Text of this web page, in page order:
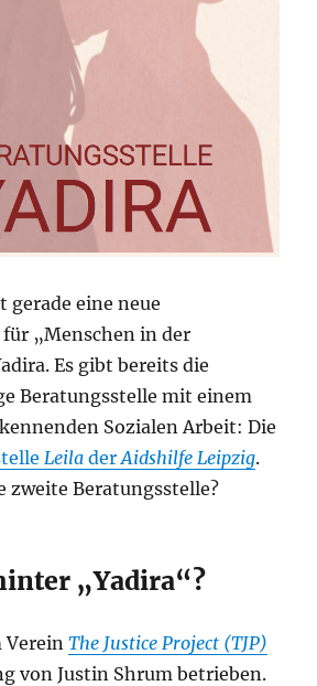
eine neue
„Menschen in der
Es gibt bereits die
Beratungsstelle mit einem
Sozialen Arbeit: Die
Leila derAidshilfe Leipzig.
zweite Beratungsstelle?
„Yadira“?
VereinThe Justice Project (TJP)
von Justin Shrum betrieben.